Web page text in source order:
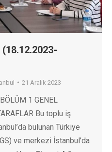
21 Aralık 2023
1 GENEL
Bu toplu iş
bulunan Türkiye
ve merkezi İstanbul’da